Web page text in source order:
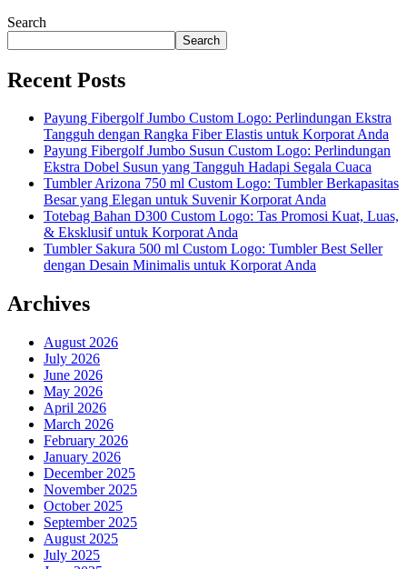
Search
Search
Recent Posts
Payung Fibergolf Jumbo Custom Logo: Perlindungan Ekstra
Tangguh dengan Rangka Fiber Elastis untuk Korporat Anda
Payung Fibergolf Jumbo Susun Custom Logo: Perlindungan
Ekstra Dobel Susun yang Tangguh Hadapi Segala Cuaca
Tumbler Arizona 750 ml Custom Logo: Tumbler Berkapasitas
Besar yang Elegan untuk Suvenir Korporat Anda
Totebag Bahan D300 Custom Logo: Tas Promosi Kuat, Luas,
& Eksklusif untuk Korporat Anda
Tumbler Sakura 500 ml Custom Logo: Tumbler Best Seller
dengan Desain Minimalis untuk Korporat Anda
Archives
August 2026
July 2026
June 2026
May 2026
April 2026
March 2026
February 2026
January 2026
December 2025
November 2025
October 2025
September 2025
August 2025
July 2025